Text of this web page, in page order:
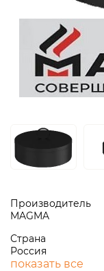
Производитель
MAGMA
Страна
Россия
показать все